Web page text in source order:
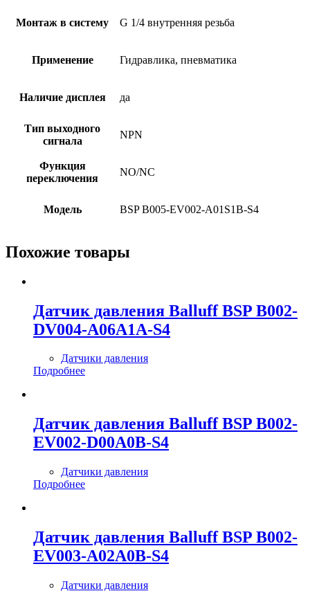
Монтаж в систему G 1/4 внутренняя резьба
Применение Гидравлика, пневматика
Наличие дисплея да
Тип выходного
сигнала
NPN
Функция
переключения
NO/NC
Модель BSP B005-EV002-A01S1B-S4
Похожие товары
Датчик давления Balluff BSP B002-
DV004-A06A1A-S4
Датчики давления
Подробнее
Датчик давления Balluff BSP B002-
EV002-D00A0B-S4
Датчики давления
Подробнее
Датчик давления Balluff BSP B002-
EV003-A02A0B-S4
Датчики давления